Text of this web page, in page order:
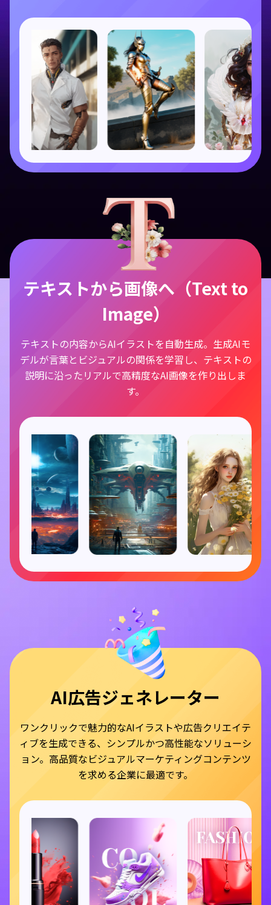
テキストから画像へ（Text to
Image）
テキストの内容からAIイラストを自動生成。生成AIモ
デルが言葉とビジュアルの関係を学習し、テキストの
説明に沿ったリアルで高精度なAI画像を作り出しま
す。
AI広告ジェネレーター
ワンクリックで魅力的なAIイラストや広告クリエイテ
ィブを生成できる、シンプルかつ高性能なソリューシ
ョン。高品質なビジュアルマーケティングコンテンツ
を求める企業に最適です。